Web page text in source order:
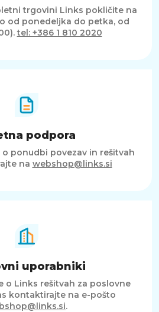
trgovini Links pokličite na
od ponedeljka do petka, od
tel: +386 1 810 2020
podpora
ponudbi povezav in rešitvah
na webshop@links.si
uporabniki
o Links rešitvah za poslovne
kontaktirajte na e-pošto
.